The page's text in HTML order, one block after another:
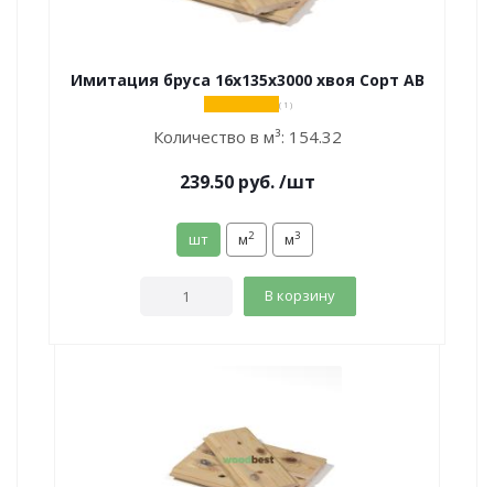
Имитация бруса 16х135х3000 хвоя Сорт АВ
( 1 )
Количество в м³: 154.32
239.50 руб./шт
шт м2 м3
В корзину